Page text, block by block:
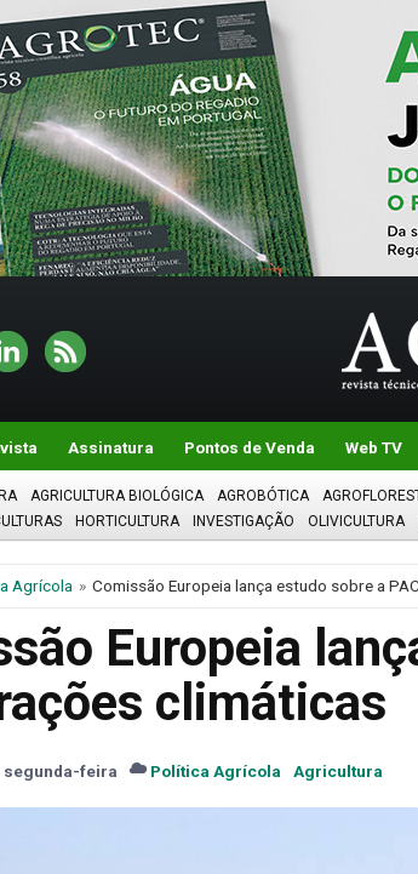
Assinatura Pontos de Venda Web TV
AGRICULTURA BIOLÓGICA AGROBÓTICA
HORTICULTURA INVESTIGAÇÃO OLIVICULTURA
Agrícola Comissão Europeia lança estudo sobre a
Europeia
climáticas
segunda-feira Política Agrícola Agricultura